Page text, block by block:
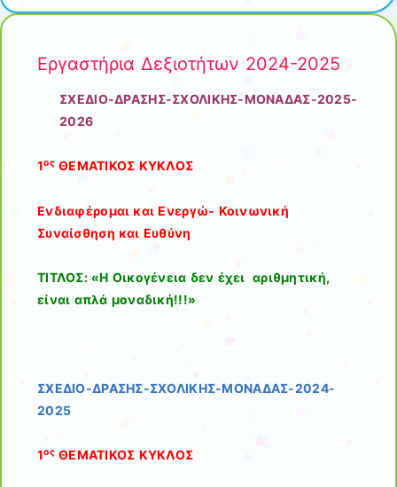
Εργαστήρια Δεξιοτήτων 2024-2025
ΣΧΕΔΙΟ-ΔΡΑΣΗΣ-ΣΧΟΛΙΚΗΣ-ΜΟΝΑΔΑΣ-2025-
2026
1οςΘΕΜΑΤΙΚΟΣ ΚΥΚΛΟΣ
Ενδιαφέρομαι και Ενεργώ- Κοινωνική
Συναίσθηση και Ευθύνη
ΤΙΤΛΟΣ: «H Οικογένεια δεν έχει αριθμητική,
είναι απλά μοναδική!!!»
ΣΧΕΔΙΟ-ΔΡΑΣΗΣ-ΣΧΟΛΙΚΗΣ-ΜΟΝΑΔΑΣ-2024-
2025
1οςΘΕΜΑΤΙΚΟΣ ΚΥΚΛΟΣ